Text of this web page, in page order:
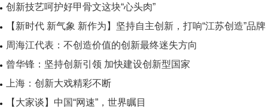
创新技艺呵护好甲骨文这块“心头肉”
【新时代 新气象 新作为】坚持自主创新，打响“江苏创造”品牌
周海江代表：不创造价值的创新最终迷失方向
曾华锋：坚持创新引领 加快建设创新型国家
上海：创新大戏精彩不断
【大家谈】中国“网速”，世界瞩目